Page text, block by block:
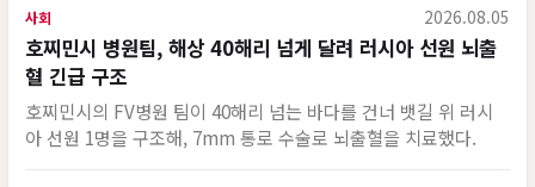
사회 2026.08.05
호찌민시 병원팀, 해상 40해리 넘게 달려 러시아 선원 뇌출
혈 긴급 구조
호찌민시의 FV병원 팀이 40해리 넘는 바다를 건너 뱃길 위 러시
아 선원 1명을 구조해, 7mm 통로 수술로 뇌출혈을 치료했다.